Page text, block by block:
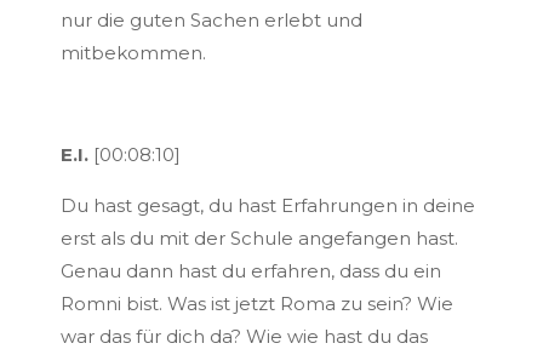
nur die guten Sachen erlebt und
mitbekommen.
E.I. [00:08:10]
Du hast gesagt, du hast Erfahrungen in deine
erst als du mit der Schule angefangen hast.
Genau dann hast du erfahren, dass du ein
Romni bist. Was ist jetzt Roma zu sein? Wie
war das für dich da? Wie wie hast du das